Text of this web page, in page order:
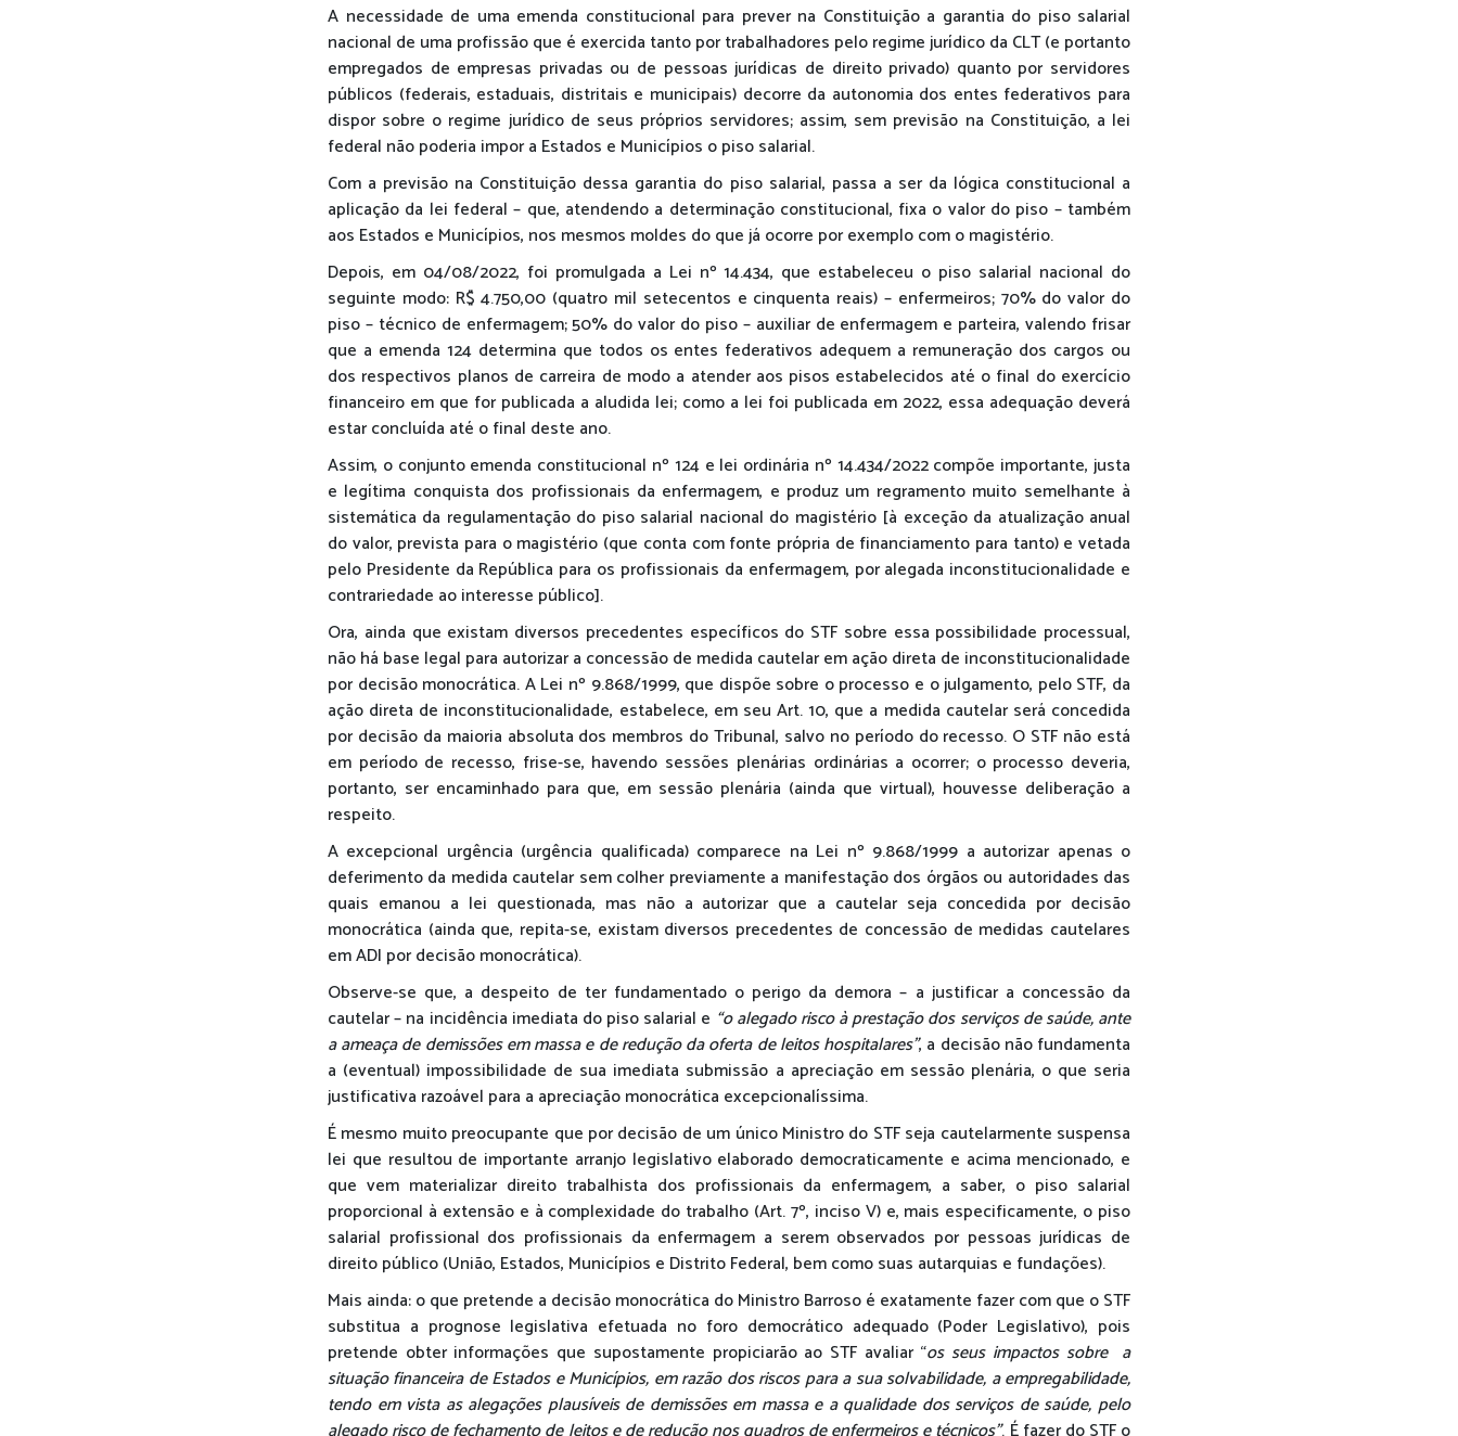
A necessidade de uma emenda constitucional para prever na Constituição a garantia do piso salarial
nacional de uma profissão que é exercida tanto por trabalhadores pelo regime jurídico da CLT (e portanto
empregados de empresas privadas ou de pessoas jurídicas de direito privado) quanto por servidores
públicos (federais, estaduais, distritais e municipais) decorre da autonomia dos entes federativos para
dispor sobre o regime jurídico de seus próprios servidores; assim, sem previsão na Constituição, a lei
federal não poderia impor a Estados e Municípios o piso salarial.
Com a previsão na Constituição dessa garantia do piso salarial, passa a ser da lógica constitucional a
aplicação da lei federal – que, atendendo a determinação constitucional, fixa o valor do piso – também
aos Estados e Municípios, nos mesmos moldes do que já ocorre por exemplo com o magistério.
Depois, em 04/08/2022, foi promulgada a Lei nº 14.434, que estabeleceu o piso salarial nacional do
seguinte modo: R$ 4.750,00 (quatro mil setecentos e cinquenta reais) – enfermeiros; 70% do valor do
piso – técnico de enfermagem; 50% do valor do piso – auxiliar de enfermagem e parteira, valendo frisar
que a emenda 124 determina que todos os entes federativos adequem a remuneração dos cargos ou
dos respectivos planos de carreira de modo a atender aos pisos estabelecidos até o final do exercício
financeiro em que for publicada a aludida lei; como a lei foi publicada em 2022, essa adequação deverá
estar concluída até o final deste ano.
Assim, o conjunto emenda constitucional nº 124 e lei ordinária nº 14.434/2022 compõe importante, justa
e legítima conquista dos profissionais da enfermagem, e produz um regramento muito semelhante à
sistemática da regulamentação do piso salarial nacional do magistério [à exceção da atualização anual
do valor, prevista para o magistério (que conta com fonte própria de financiamento para tanto) e vetada
pelo Presidente da República para os profissionais da enfermagem, por alegada inconstitucionalidade e
contrariedade ao interesse público].
Ora, ainda que existam diversos precedentes específicos do STF sobre essa possibilidade processual,
não há base legal para autorizar a concessão de medida cautelar em ação direta de inconstitucionalidade
por decisão monocrática. A Lei nº 9.868/1999, que dispõe sobre o processo e o julgamento, pelo STF, da
ação direta de inconstitucionalidade, estabelece, em seu Art. 10, que a medida cautelar será concedida
por decisão da maioria absoluta dos membros do Tribunal, salvo no período do recesso. O STF não está
em período de recesso, frise-se, havendo sessões plenárias ordinárias a ocorrer; o processo deveria,
portanto, ser encaminhado para que, em sessão plenária (ainda que virtual), houvesse deliberação a
respeito.
A excepcional urgência (urgência qualificada) comparece na Lei nº 9.868/1999 a autorizar apenas o
deferimento da medida cautelar sem colher previamente a manifestação dos órgãos ou autoridades das
quais emanou a lei questionada, mas não a autorizar que a cautelar seja concedida por decisão
monocrática (ainda que, repita-se, existam diversos precedentes de concessão de medidas cautelares
em ADI por decisão monocrática).
Observe-se que, a despeito de ter fundamentado o perigo da demora – a justificar a concessão da
cautelar – na incidência imediata do piso salarial e “o alegado risco à prestação dos serviços de saúde, ante
a ameaça de demissões em massa e de redução da oferta de leitos hospitalares”, a decisão não fundamenta
a (eventual) impossibilidade de sua imediata submissão a apreciação em sessão plenária, o que seria
justificativa razoável para a apreciação monocrática excepcionalíssima.
É mesmo muito preocupante que por decisão de um único Ministro do STF seja cautelarmente suspensa
lei que resultou de importante arranjo legislativo elaborado democraticamente e acima mencionado, e
que vem materializar direito trabalhista dos profissionais da enfermagem, a saber, o piso salarial
proporcional à extensão e à complexidade do trabalho (Art. 7º, inciso V) e, mais especificamente, o piso
salarial profissional dos profissionais da enfermagem a serem observados por pessoas jurídicas de
direito público (União, Estados, Municípios e Distrito Federal, bem como suas autarquias e fundações).
Mais ainda: o que pretende a decisão monocrática do Ministro Barroso é exatamente fazer com que o STF
substitua a prognose legislativa efetuada no foro democrático adequado (Poder Legislativo), pois
pretende obter informações que supostamente propiciarão ao STF avaliar “os seus impactos sobre a
situação financeira de Estados e Municípios, em razão dos riscos para a sua solvabilidade, a empregabilidade,
tendo em vista as alegações plausíveis de demissões em massa e a qualidade dos serviços de saúde, pelo